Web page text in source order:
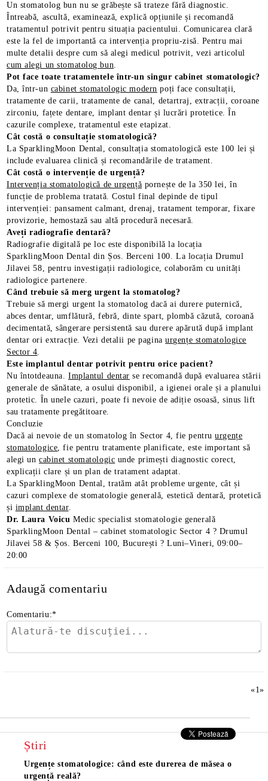
Un stomatolog bun nu se grăbește să trateze fără diagnostic.
Întreabă, ascultă, examinează, explică opțiunile și recomandă
tratamentul potrivit pentru situația pacientului. Comunicarea clară
este la fel de importantă ca intervenția propriu-zisă. Pentru mai
multe detalii despre cum să alegi medicul potrivit, vezi articolul
cum alegi un stomatolog bun.
Pot face toate tratamentele într-un singur cabinet stomatologic?
Da, într-un cabinet stomatologic modern poți face consultații,
tratamente de carii, tratamente de canal, detartraj, extracții, coroane
zirconiu, fațete dentare, implant dentar și lucrări protetice. În
cazurile complexe, tratamentul este etapizat.
Cât costă o consultație stomatologică?
La SparklingMoon Dental, consultația stomatologică este 100 lei și
include evaluarea clinică și recomandările de tratament.
Cât costă o intervenție de urgență?
Intervenția stomatologică de urgență pornește de la 350 lei, în
funcție de problema tratată. Costul final depinde de tipul
intervenției: pansament calmant, drenaj, tratament temporar, fixare
provizorie, hemostază sau altă procedură necesară.
Aveți radiografie dentară?
Radiografie digitală pe loc este disponibilă la locația
SparklingMoon Dental din Șos. Berceni 100. La locația Drumul
Jilavei 58, pentru investigații radiologice, colaborăm cu unități
radiologice partenere.
Când trebuie să merg urgent la stomatolog?
Trebuie să mergi urgent la stomatolog dacă ai durere puternică,
abces dentar, umflătură, febră, dinte spart, plombă căzută, coroană
decimentată, sângerare persistentă sau durere apărută după implant
dentar ori extracție. Vezi detalii pe paginaurgențe stomatologice
Sector 4.
Este implantul dentar potrivit pentru orice pacient?
Nu întotdeauna. Implantul dentar se recomandă după evaluarea stării
generale de sănătate, a osului disponibil, a igienei orale și a planului
protetic. În unele cazuri, poate fi nevoie de adiție osoasă, sinus lift
sau tratamente pregătitoare.
Concluzie
Dacă ai nevoie de un stomatolog în Sector 4, fie pentruurgențe
stomatologice, fie pentru tratamente planificate, este important să
alegi uncabinet stomatologic unde primești diagnostic corect,
explicații clare și un plan de tratament adaptat.
La SparklingMoon Dental, tratăm atât probleme urgente, cât și
cazuri complexe de stomatologie generală, estetică dentară, protetică
și implant dentar.
Dr. Laura Voicu Medic specialist stomatologie generală
SparklingMoon Dental – cabinet stomatologic Sector 4 ? Drumul
Jilavei 58 & Șos. Berceni 100, București ? Luni–Vineri, 09:00–
20:00
Adaugă comentariu
Comentariu:*
«1»
Știri
Urgențe stomatologice: când este durerea de măsea o
urgență reală?